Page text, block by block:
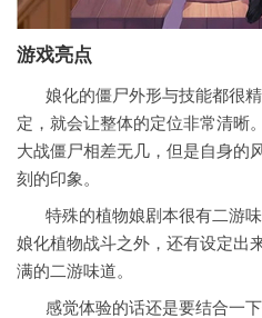
游戏亮点
娘化的僵尸外形与技能都很
定，就会让整体的定位非常清晰
大战僵尸相差无几，但是自身的
刻的印象。
特殊的植物娘剧本很有二游
娘化植物战斗之外，还有设定出
满的二游味道。
感觉体验的话还是要结合一